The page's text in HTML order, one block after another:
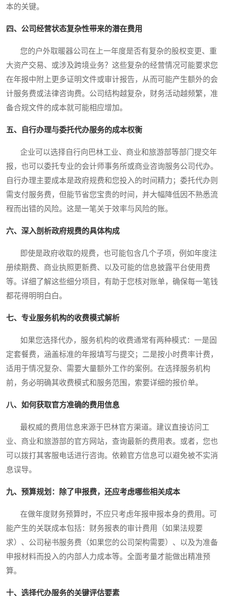
本的关键。
四、公司经营状态复杂性带来的潜在费用
您的户外取暖器公司在上一年度是否有复杂的股权变更、重
大资产交易、或涉及跨境业务？这些复杂的经营情况可能要求您
在年报中附上更多证明文件或审计报告，从而可能产生额外的会
计服务费或法律咨询费。公司结构越复杂，财务活动越频繁，准
备合规文件的成本就可能相应增加。
五、自行办理与委托代办服务的成本权衡
企业可以选择自行向巴林工业、商业和旅游部等部门提交年
报，也可以委托专业的会计师事务所或商业咨询服务公司代办。
自行办理主要成本是政府规费和您投入的时间精力；委托代办则
需支付服务费，但能节省您宝贵的时间，并大幅降低因不熟悉流
程而出错的风险。这是一笔关于效率与风险的账。
六、深入剖析政府规费的具体构成
即使是政府收取的规费，也可能包含几个子项，例如年度注
册续期费、商业执照更新费、以及可能的信息披露平台使用费
等。详细了解这些细分项目，有助于您核对账单，确保每一笔钱
都花得明明白白。
七、专业服务机构的收费模式解析
如果您选择代办，服务机构的收费通常有两种模式：一是固
定套餐费，涵盖标准的年报填写与提交；二是按小时费率计费，
适用于情况复杂、需要大量额外工作的案例。在选择服务机构
前，务必明确其收费模式和服务范围，索要详细的报价单。
八、如何获取官方准确的费用信息
最权威的费用信息来源于巴林官方渠道。建议直接访问工
业、商业和旅游部的官方网站，查询最新的费用表。或者，您也
可以拨打其客服电话进行咨询。依赖官方信息可以避免被不实消
息误导。
九、预算规划：除了申报费，还应考虑哪些相关成本
在做年度财务预算时，不应只考虑年报申报本身的费用。可
能产生的关联成本包括：财务报表的审计费用（如果法规要
求）、公司秘书服务费（如果您的公司架构需要）、以及为准备
申报材料而投入的内部人力成本等。全面考量才能做出精准预
算。
十、选择代办服务的关键评估要素